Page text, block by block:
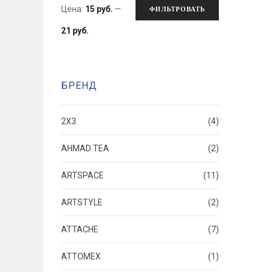
ФИЛЬТРОВАТЬ
Цена: 15 руб. —
21 руб.
БРЕНД
2X3 (4)
AHMAD TEA (2)
ARTSPACE (11)
ARTSTYLE (2)
ATTACHE (7)
ATTOMEX (1)